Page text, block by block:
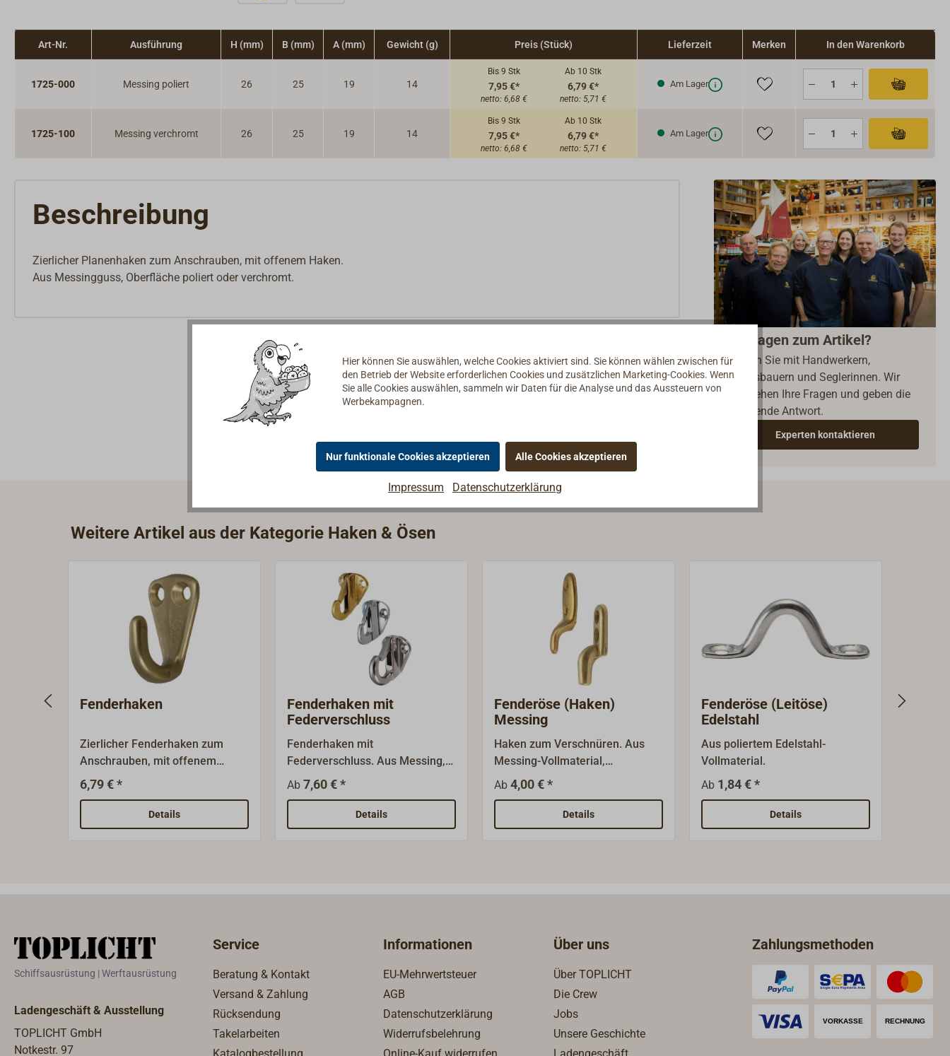
Art-Nr. Ausführung H (mm) B (mm) A (mm) Gewicht (g) Preis (Stück) Lieferzeit Merken In den Warenkorb
1725-000 Messing poliert 26 25 19 14
Bis 9Stk
7,95 €*
netto:6,68 €
Ab 10 Stk
6,79 €*
netto: 5,71 €
Am Lager
1725-100 Messing verchromt 26 25 19 14
Bis 9Stk
7,95 €*
netto:6,68 €
Ab 10 Stk
6,79 €*
netto: 5,71 €
Am Lager
Beschreibung
Zierlicher Planenhaken zum Anschrauben, mit offenem Haken.
Aus Messingguss, Oberfläche poliert oder verchromt.
Fragen zum Artikel?
Reden Sie mit Handwerkern,
Bootsbauern und Seglerinnen. Wir
verstehen Ihre Fragen und geben die
passende Antwort.
Experten kontaktieren
Weitere Artikel aus der Kategorie Haken & Ösen
Fenderhaken
Zierlicher Fenderhaken zum
Anschrauben, mit offenem
Haken. Aus Messingguss,
Oberfläche Messing gerollt.
6,79 € *
Details
Fenderhaken mit
Federverschluss
Fenderhaken mit
Federverschluss. Aus Messing,
Oberfläche poliert oder
verchromt; oder aus Edelstahl.
Ab 7,60 € *
Details
Fenderöse (Haken)
Messing
Haken zum Verschnüren. Aus
Messing-Vollmaterial,
geschmiedet.Oberfläche poliert.
Ab 4,00 € *
Details
Fenderöse (Leitöse)
Edelstahl
Aus poliertem Edelstahl-
Vollmaterial.
Ab 1,84 € *
Details
Schiffsausrüstung | Werftausrüstung
Ladengeschäft & Ausstellung
TOPLICHT GmbH
Notkestr. 97
Service
Beratung & Kontakt
Versand & Zahlung
Rücksendung
Takelarbeiten
Informationen
EU-Mehrwertsteuer
AGB
Datenschutzerklärung
Widerrufsbelehrung
Über uns
Über TOPLICHT
Die Crew
Jobs
Unsere Geschichte
Zahlungsmethoden
Hier können Sie auswählen, welche Cookies aktiviert sind. Sie können wählen zwischen für
den Betrieb der Website erforderlichen Cookies und zusätzlichen Marketing-Cookies. Wenn
Sie alle Cookies auswählen, sammeln wir Daten für die Analyse und das Aussteuern von
Werbekampagnen.
Nur funktionale Cookies akzeptieren Alle Cookies akzeptieren
Impressum Datenschutzerklärung